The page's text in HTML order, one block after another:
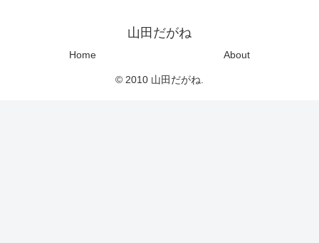
山田だがね
Home About
© 2010 山田だがね.